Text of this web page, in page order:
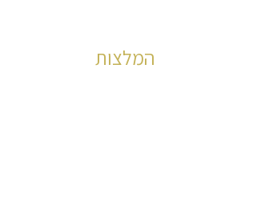
המלצות